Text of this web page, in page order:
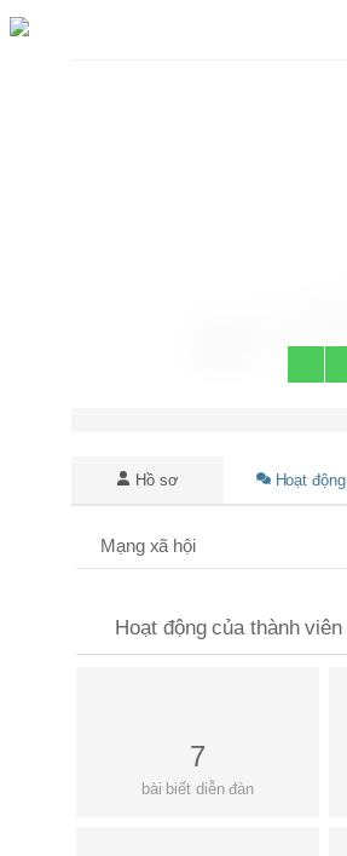
Chuyển
Hồ sơ Hoạt động
Mạng xã hội
Hoạt động của thành viên
7
bài biết diễn đàn